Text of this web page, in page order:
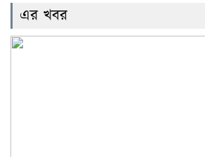
এর খবর